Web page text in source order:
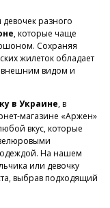
разного
, которые чаще
Сохраняя
жилеток обладает
видом и
в Украине, в
магазине «Аржен»
вкус, которые
На нашем
или девочку
выбрав подходящий